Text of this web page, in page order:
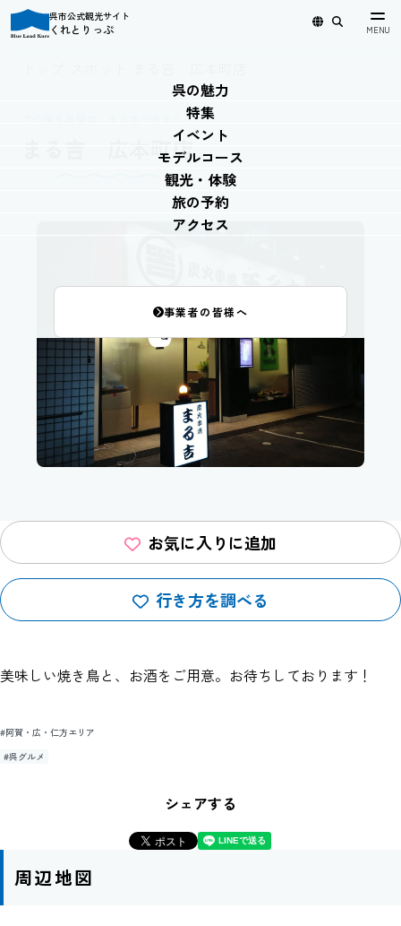
呉市公式観光サイト
くれとりっぷ
呉の魅力
特集
イベント
モデルコース
観光・体験
旅の予約
アクセス
事業者の皆様へ
広の焼き鳥屋は、まる吉で決まり！
まる吉 広本町店
お気に入りに追加
行き方を調べる
美味しい焼き鳥と、お酒をご用意。お待ちしております！
#阿賀・広・仁方エリア
#呉グルメ
シェアする
周辺地図